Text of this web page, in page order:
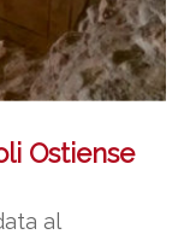
Ostiense
al